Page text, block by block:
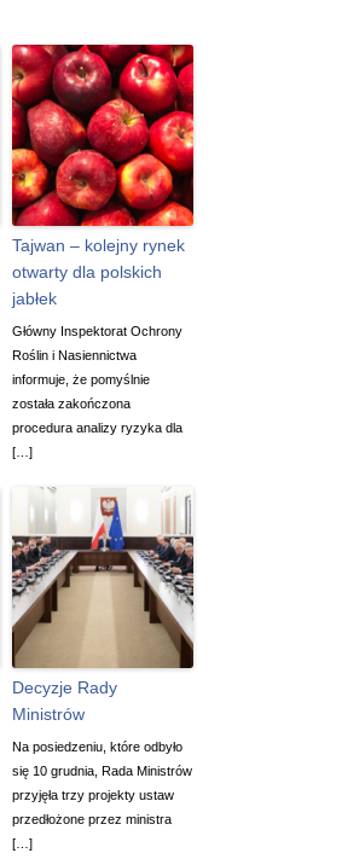
Tajwan – kolejny rynek
otwarty dla polskich
jabłek
Główny Inspektorat Ochrony
Roślin i Nasiennictwa
informuje, że pomyślnie
została zakończona
procedura analizy ryzyka dla
[…]
Decyzje Rady
Ministrów
Na posiedzeniu, które odbyło
się 10 grudnia, Rada Ministrów
przyjęła trzy projekty ustaw
przedłożone przez ministra
[…]